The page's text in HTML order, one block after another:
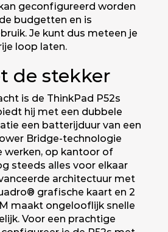
geconfigureerd worden
budgetten en is
Je kunt dus meteen je
loop laten.
de stekker
is de ThinkPad P52s
hij met een dubbele
een batterijduur van een
Bridge-technologie
werken, op kantoor of
steeds alles voor elkaar
architectuur met
grafische kaart en 2
maakt ongelooflijk snelle
Voor een prachtige